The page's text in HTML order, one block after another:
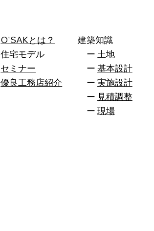
O'SAKとは？
住宅モデル
セミナー
​優良工務店紹介
建築知識
ー 土地
ー 基本設計
ー 実施設計
ー 見積調整
ー 現場